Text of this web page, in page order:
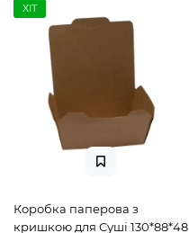
ХІТ
Коробка паперова з
кришкою для Суші 130*88*48